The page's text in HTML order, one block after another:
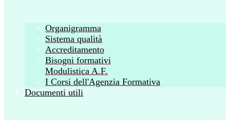
Organigramma
Sistema qualità
Accreditamento
Bisogni formativi
Modulistica A.F.
I Corsi dell'Agenzia Formativa
Documenti utili